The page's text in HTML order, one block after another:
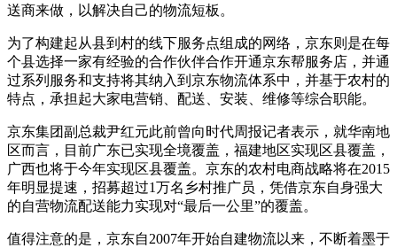
送商来做，以解决自己的物流短板。
为了构建起从县到村的线下服务点组成的网络，京东则是在每
个县选择一家有经验的合作伙伴合作开通京东帮服务店，并通
过系列服务和支持将其纳入到京东物流体系中，并基于农村的
特点，承担起大家电营销、配送、安装、维修等综合职能。
京东集团副总裁尹红元此前曾向时代周报记者表示，就华南地
区而言，目前广东已实现全境覆盖，福建地区实现区县覆盖，
广西也将于今年实现区县覆盖。京东的农村电商战略将在2015
年明显提速，招募超过1万名乡村推广员，凭借京东自身强大
的自营物流配送能力实现对“最后一公里”的覆盖。
值得注意的是，京东自2007年开始自建物流以来，不断着墨于